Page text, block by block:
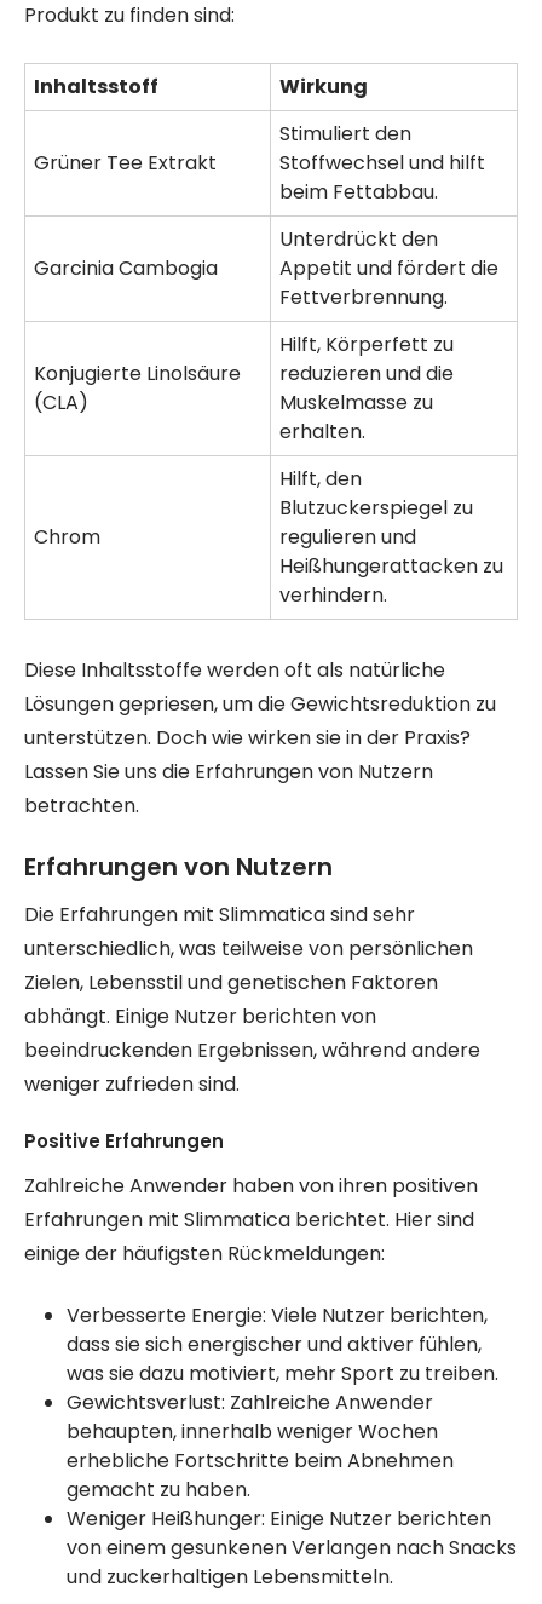
Produkt zu finden sind:
Inhaltsstoff Wirkung
Grüner Tee Extrakt
Stimuliert den
Stoffwechsel und hilft
beim Fettabbau.
Garcinia Cambogia
Unterdrückt den
Appetit und fördert die
Fettverbrennung.
Konjugierte Linolsäure
(CLA)
Hilft, Körperfett zu
reduzieren und die
Muskelmasse zu
erhalten.
Chrom
Hilft, den
Blutzuckerspiegel zu
regulieren und
Heißhungerattacken zu
verhindern.
Diese Inhaltsstoffe werden oft als natürliche
Lösungen gepriesen, um die Gewichtsreduktion zu
unterstützen. Doch wie wirken sie in der Praxis?
Lassen Sie uns die Erfahrungen von Nutzern
betrachten.
Erfahrungen von Nutzern
Die Erfahrungen mit Slimmatica sind sehr
unterschiedlich, was teilweise von persönlichen
Zielen, Lebensstil und genetischen Faktoren
abhängt. Einige Nutzer berichten von
beeindruckenden Ergebnissen, während andere
weniger zufrieden sind.
Positive Erfahrungen
Zahlreiche Anwender haben von ihren positiven
Erfahrungen mit Slimmatica berichtet. Hier sind
einige der häufigsten Rückmeldungen:
Verbesserte Energie: Viele Nutzer berichten,
dass sie sich energischer und aktiver fühlen,
was sie dazu motiviert, mehr Sport zu treiben.
Gewichtsverlust: Zahlreiche Anwender
behaupten, innerhalb weniger Wochen
erhebliche Fortschritte beim Abnehmen
gemacht zu haben.
Weniger Heißhunger: Einige Nutzer berichten
von einem gesunkenen Verlangen nach Snacks
und zuckerhaltigen Lebensmitteln.